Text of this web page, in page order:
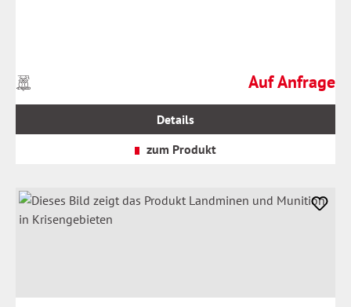
Regulärer Preis:
Auf Anfrage
Preise
inkl.
Details
zum Produkt